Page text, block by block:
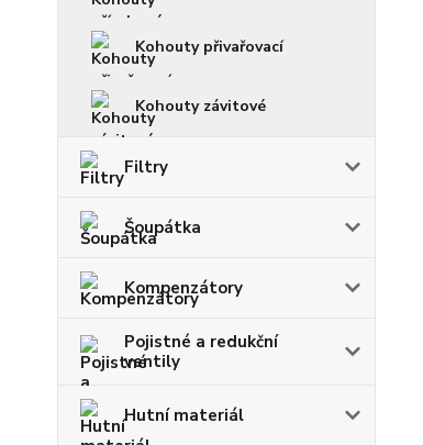
Kohouty přivařovací
Kohouty závitové
Filtry
Šoupátka
Kompenzátory
Pojistné a redukční
ventily
Hutní materiál